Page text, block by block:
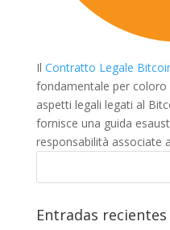
Il Contratto Legale
fondamentale per coloro
aspetti legali legati al
fornisce una guida
responsabilità associate
Entradas recientes